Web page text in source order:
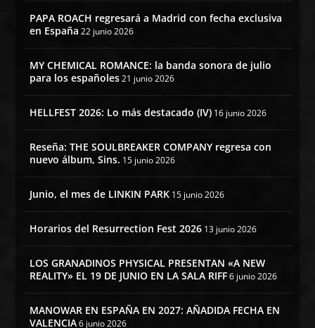
PAPA ROACH regresará a Madrid con fecha exclusiva
en España 22 junio 2026
MY CHEMICAL ROMANCE: la banda sonora de julio
para los españoles 21 junio 2026
HELLFEST 2026: Lo más destacado (IV) 16 junio 2026
Reseña: THE SOULBREAKER COMPANY regresa con
nuevo álbum, Sins. 15 junio 2026
Junio, el mes de LINKIN PARK 15 junio 2026
Horarios del Resurrection Fest 2026 13 junio 2026
LOS GRANADINOS PHYSICAL PRESENTAN «A NEW
REALITY» EL 19 DE JUNIO EN LA SALA RIFF 6 junio 2026
MANOWAR EN ESPAÑA EN 2027: AÑADIDA FECHA EN
VALENCIA 6 junio 2026